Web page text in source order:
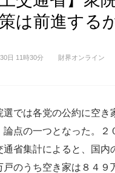
は前進する
日 11時30分 財界オンライン
選では各党の公約に空き
論点の一つとなった。２
通省集計によると、国内
戸のうち空き家は８４９